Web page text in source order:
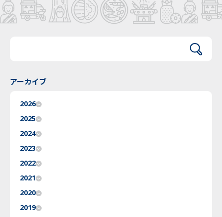
アーカイブ
2026
2025
2024
2023
2022
2021
2020
2019